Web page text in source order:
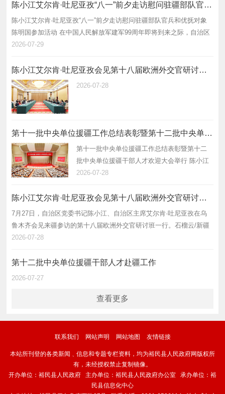
陈小江艾尔肯·吐尼亚孜“八一”前夕走访慰问驻疆部队官兵和优抚对象
陈小江艾尔肯·吐尼亚孜“八一”前夕走访慰问驻疆部队官兵和优抚对象
陈明国参加活动 在中国人民解放军建军99周年即将到来之际，自治区
党委书记陈小江、自治区主席艾尔肯·吐尼亚孜7月29日走访慰问驻疆
2026-07-29
陈小江艾尔肯·吐尼亚孜会见第十八届欧洲外交官研讨班一行
2026-07-28
第十一批中央单位援疆工作总结表彰暨第十二批中央单位援疆干部人才欢迎大会举行
第十一批中央单位援疆工作总结表彰暨第十二
批中央单位援疆干部人才欢迎大会举行 陈小江
石军讲话 艾尔肯·吐尼亚孜主持 努尔兰·阿不都
单位援疆工作总结表彰暨第十二批…
2026-07-28
陈小江艾尔肯·吐尼亚孜会见第十八届欧洲外交官研讨班一行
7月27日，自治区党委书记陈小江、自治区主席艾尔肯·吐尼亚孜在乌
鲁木齐会见来疆参访的第十八届欧洲外交官研讨班一行。石榴云/新疆
日报记者 谢龙 摄 石榴云/新疆日报讯 7月27日，自治区党委书记陈小
2026-07-28
第十二批中央单位援疆干部人才赴疆工作
2026-07-27
查看更多
联系我们 网站声明 网站地图 友情链接
本站所刊登的各类新闻﹑信息和专题专栏资料，均为裕民县人民政府网版权所
有，未经授权禁止复制镜像。
开办单位：裕民县人民政府 主办单位：裕民县人民政府办公室 承办单位：裕
民县信息化中心